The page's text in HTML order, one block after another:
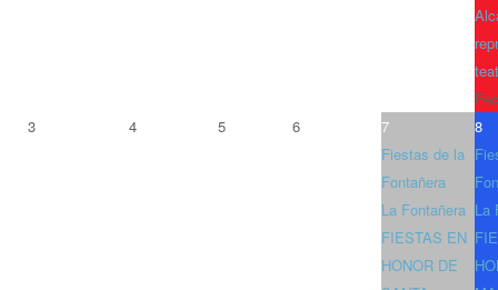
3
4 5 6
7
Fiestas de la
Fontañera
La Fontañera
FIESTAS EN
HONOR DE
8
La